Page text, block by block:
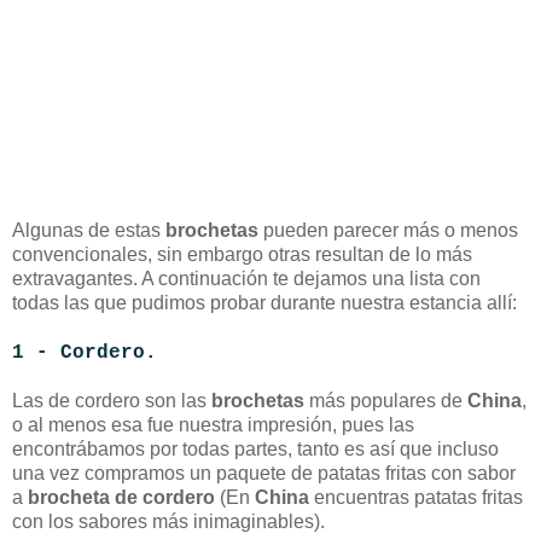
Algunas de estas brochetas pueden parecer más o menos
convencionales, sin embargo otras resultan de lo más
extravagantes. A continuación te dejamos una lista con
todas las que pudimos probar durante nuestra estancia allí:
1 - Cordero.
Las de cordero son las brochetas más populares de China,
o al menos esa fue nuestra impresión, pues las
encontrábamos por todas partes, tanto es así que incluso
una vez compramos un paquete de patatas fritas con sabor
a brocheta de cordero (En China encuentras patatas fritas
con los sabores más inimaginables).